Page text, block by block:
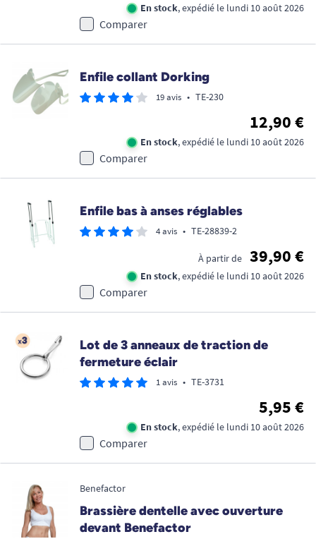
En stock, expédié le lundi 10 août 2026
Comparer
Enfile collant Dorking
19 avis • TE-230
12,90 €
En stock, expédié le lundi 10 août 2026
Comparer
Enfile bas à anses réglables
4 avis • TE-28839-2
À partir de 39,90 €
En stock, expédié le lundi 10 août 2026
Comparer
Lot de 3 anneaux de traction de
fermeture éclair
1 avis • TE-3731
5,95 €
En stock, expédié le lundi 10 août 2026
Comparer
Benefactor
Brassière dentelle avec ouverture
devant Benefactor